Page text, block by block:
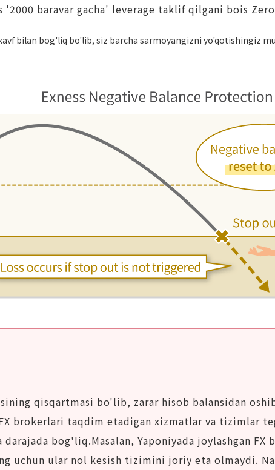
baravar gacha' leverage taklif qilgani bois
bilan bog'liq bo'lib, siz barcha sarmoyangizni yo'qotishingiz
qisqartmasi bo'lib, zarar hisob balansidan
brokerlari taqdim etadigan xizmatlar va tizimlar
bog'liq.Masalan, Yaponiyada joylashgan
uchun ular nol kesish tizimini joriy eta olmaydi.